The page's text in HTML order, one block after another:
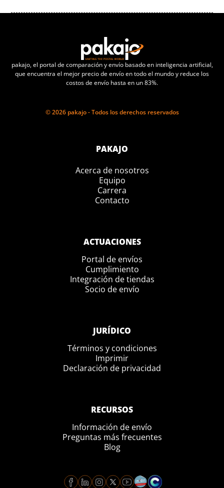
pakajo, el portal de comparación y envío basado en inteligencia artificial,
que encuentra el mejor precio de envío en todo el mundo y reduce los
costos de envío hasta en un 83%.
© 2026 pakajo - Todos los derechos reservados
PAKAJO
Acerca de nosotros
Equipo
Carrera
Contacto
ACTUACIONES
Portal de envíos
Cumplimiento
Integración de tiendas
Socio de envío
JURÍDICO
Términos y condiciones
Imprimir
Declaración de privacidad
RECURSOS
Información de envío
Preguntas más frecuentes
Blog